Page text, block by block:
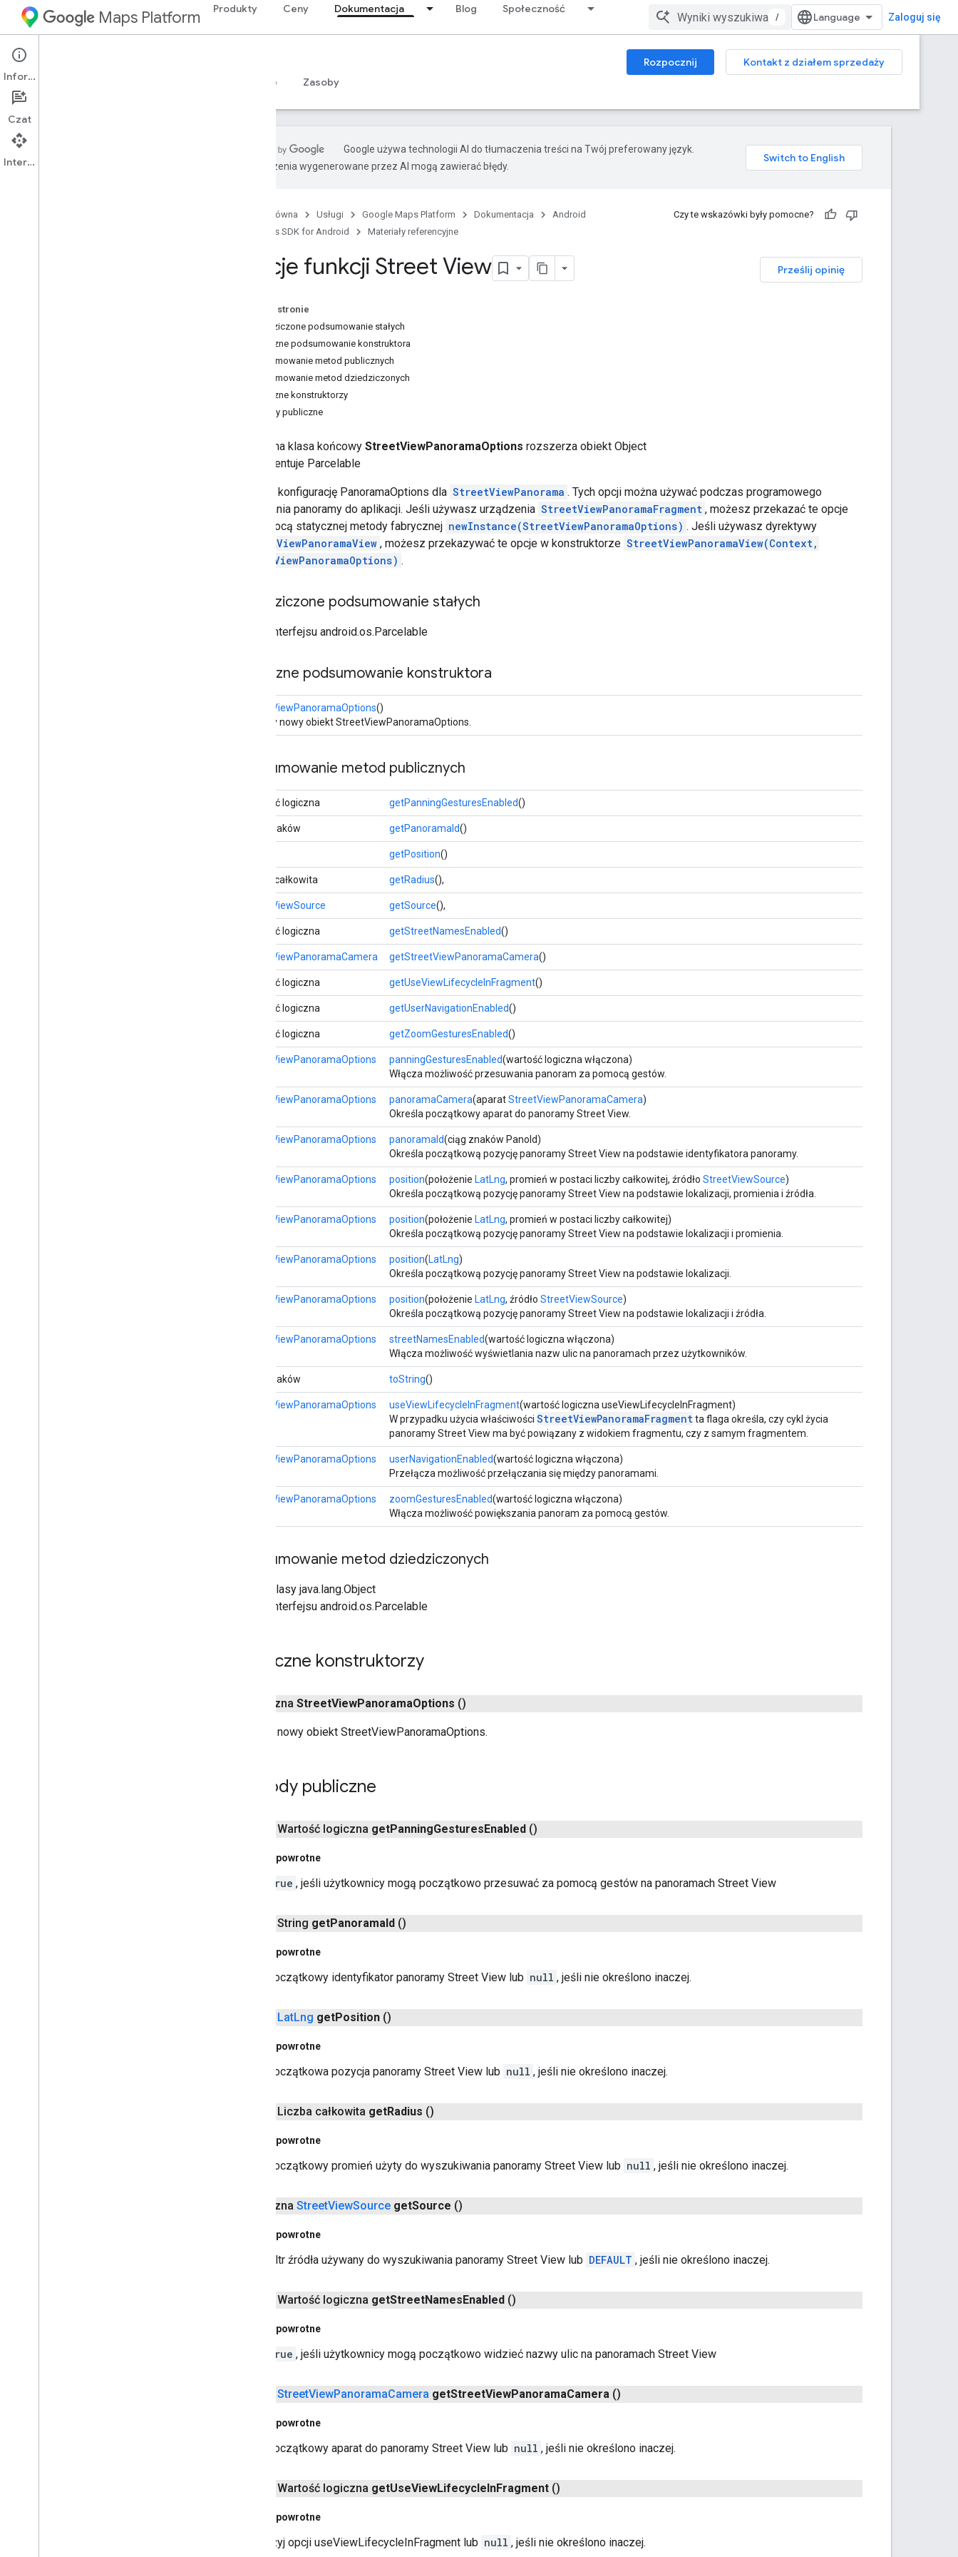
Maps Platform Produkty Ceny Dokumentacja Blog Społeczność
/ Zaloguj się
Android Rozpocznij
Kontakt z działem sprzedaży
Przewodniki
Sample Zasoby
Google używa technologii AI do tłumaczenia treści na Twój preferowany język.
Tłumaczenia wygenerowane przez AI mogą zawierać błędy.
Strona główna Usługi Google Maps Platform Dokumentacja
Android
Maps SDK for Android
Materiały referencyjne
Czy te wskazówki były pomocne?
Prześlij opinię
Opcje funkcji Street View
Na tej stronie
Dziedziczone podsumowanie stałych
Publiczne podsumowanie konstruktora
Podsumowanie metod publicznych
Podsumowanie metod dziedziczonych
Publiczne konstruktorzy
Metody publiczne
publiczna klasa końcowy StreetViewPanoramaOptions rozszerza obiekt Object
implementuje Parcelable
Określa konfigurację PanoramaOptions dla StreetViewPanorama . Tych opcji można używać podczas programowego
dodawania panoramy do aplikacji. Jeśli używasz urządzenia StreetViewPanoramaFragment , możesz przekazać te opcje
za pomocą statycznej metody fabrycznej newInstance(StreetViewPanoramaOptions) . Jeśli używasz dyrektywy
StreetViewPanoramaView , możesz przekazywać te opcje w konstruktorze StreetViewPanoramaView(Context,
StreetViewPanoramaOptions) .
Dziedziczone podsumowanie stałych
Z interfejsu android.os.Parcelable
Publiczne podsumowanie konstruktora
StreetViewPanoramaOptions()
Tworzy nowy obiekt StreetViewPanoramaOptions.
Podsumowanie metod publicznych
Wartość logiczna getPanningGesturesEnabled()
Ciąg znaków getPanoramaId()
getPosition()
Liczba całkowita getRadius(),
StreetViewSource getSource(),
Wartość logiczna getStreetNamesEnabled()
StreetViewPanoramaCamera getStreetViewPanoramaCamera()
Wartość logiczna getUseViewLifecycleInFragment()
Wartość logiczna getUserNavigationEnabled()
Wartość logiczna getZoomGesturesEnabled()
StreetViewPanoramaOptions panningGesturesEnabled(wartość logiczna włączona)
Włącza możliwość przesuwania panoram za pomocą gestów.
StreetViewPanoramaOptions panoramaCamera(aparatStreetViewPanoramaCamera)
Określa początkowy aparat do panoramy Street View.
StreetViewPanoramaOptions panoramaId(ciąg znaków PanoId)
Określa początkową pozycję panoramy Street View na podstawie identyfikatora panoramy.
StreetViewPanoramaOptions position(położenie LatLng, promień w postaci liczby całkowitej, źródło StreetViewSource)
Określa początkową pozycję panoramy Street View na podstawie lokalizacji, promienia i źródła.
StreetViewPanoramaOptions position(położenie LatLng, promień w postaci liczby całkowitej)
Określa początkową pozycję panoramy Street View na podstawie lokalizacji i promienia.
StreetViewPanoramaOptions position(LatLng)
Określa początkową pozycję panoramy Street View na podstawie lokalizacji.
StreetViewPanoramaOptions position(położenie LatLng, źródło StreetViewSource)
Określa początkową pozycję panoramy Street View na podstawie lokalizacji i źródła.
StreetViewPanoramaOptions streetNamesEnabled(wartość logiczna włączona)
Włącza możliwość wyświetlania nazw ulic na panoramach przez użytkowników.
Ciąg znaków toString()
StreetViewPanoramaOptions useViewLifecycleInFragment(wartość logiczna useViewLifecycleInFragment)
W przypadku użycia właściwości StreetViewPanoramaFragmentta flaga określa, czy cykl życia
panoramy Street View ma być powiązany z widokiem fragmentu, czy z samym fragmentem.
StreetViewPanoramaOptions userNavigationEnabled(wartość logiczna włączona)
Przełącza możliwość przełączania się między panoramami.
StreetViewPanoramaOptions zoomGesturesEnabled(wartość logiczna włączona)
Włącza możliwość powiększania panoram za pomocą gestów.
Podsumowanie metod dziedziczonych
Z klasy java.lang.Object
Z interfejsu android.os.Parcelable
Publiczne konstruktorzy
publiczna StreetViewPanoramaOptions ()
Tworzy nowy obiekt StreetViewPanoramaOptions.
Metody publiczne
public Wartość logiczna getPanningGesturesEnabled ()
Akcje powrotne
true , jeśli użytkownicy mogą początkowo przesuwać za pomocą gestów na panoramach Street View
public String getPanoramaId ()
Akcje powrotne
Początkowy identyfikator panoramy Street View lub null , jeśli nie określono inaczej.
LatLng getPosition ()
Akcje powrotne
Początkowa pozycja panoramy Street View lub null , jeśli nie określono inaczej.
public Liczba całkowita getRadius ()
Akcje powrotne
Początkowy promień użyty do wyszukiwania panoramy Street View lub null , jeśli nie określono inaczej.
publiczna StreetViewSource getSource ()
Akcje powrotne
Filtr źródła używany do wyszukiwania panoramy Street View lub DEFAULT , jeśli nie określono inaczej.
public Wartość logiczna getStreetNamesEnabled ()
Akcje powrotne
true , jeśli użytkownicy mogą początkowo widzieć nazwy ulic na panoramach Street View
StreetViewPanoramaCamera getStreetViewPanoramaCamera ()
Akcje powrotne
Początkowy aparat do panoramy Street View lub null , jeśli nie określono inaczej.
public Wartość logiczna getUseViewLifecycleInFragment ()
Akcje powrotne
użyj opcji useViewLifecycleInFragment lub null , jeśli nie określono inaczej.
Informacje
Czat
Interfejs API